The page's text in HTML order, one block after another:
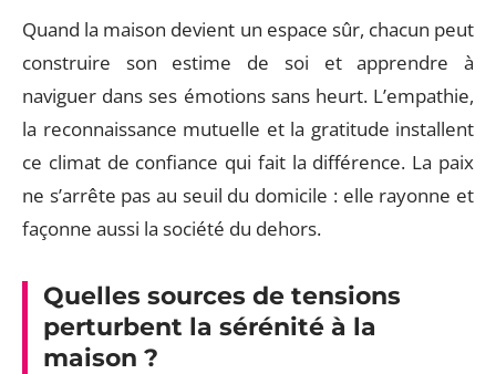
Quand la maison devient un espace sûr, chacun peut
construire son estime de soi et apprendre à
naviguer dans ses émotions sans heurt. L’empathie,
la reconnaissance mutuelle et la gratitude installent
ce climat de confiance qui fait la différence. La paix
ne s’arrête pas au seuil du domicile : elle rayonne et
façonne aussi la société du dehors.
Quelles sources de tensions
perturbent la sérénité à la
maison ?